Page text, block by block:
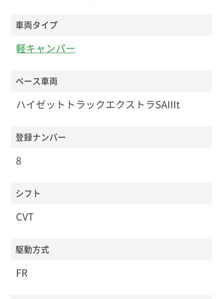
車両タイプ
軽キャンパー
ベース車両
ハイゼットトラックエクストラSAIIIt
登録ナンバー
8
シフト
CVT
駆動方式
FR